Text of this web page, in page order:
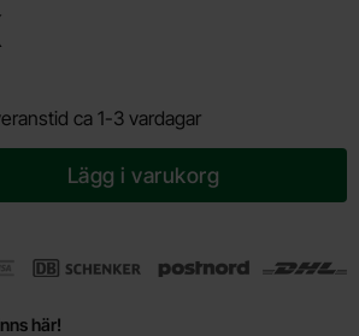
ca 1-3 vardagar
Lägg i varukorg
här!